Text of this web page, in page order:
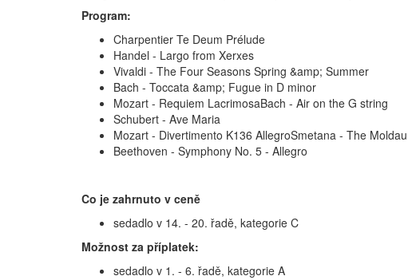
Program:
Charpentier Te Deum Prélude
Handel - Largo from Xerxes
Vivaldi - The Four Seasons Spring &amp; Summer
Bach - Toccata &amp; Fugue in D minor
Mozart - Requiem LacrimosaBach - Air on the G string
Schubert - Ave Maria
Mozart - Divertimento K136 AllegroSmetana - The Moldau
Beethoven - Symphony No. 5 - Allegro
Co je zahrnuto v ceně
sedadlo v 14. - 20. řadě, kategorie C
Možnost za příplatek:
sedadlo v 1. - 6. řadě, kategorie A